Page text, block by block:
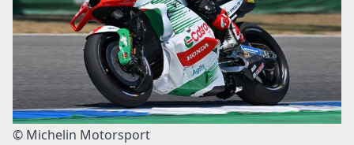
© Michelin Motorsport